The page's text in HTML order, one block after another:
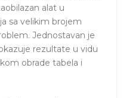
alat u
sa velikim brojem
Jednostavan je
rezultate u vidu
obrade tabela i